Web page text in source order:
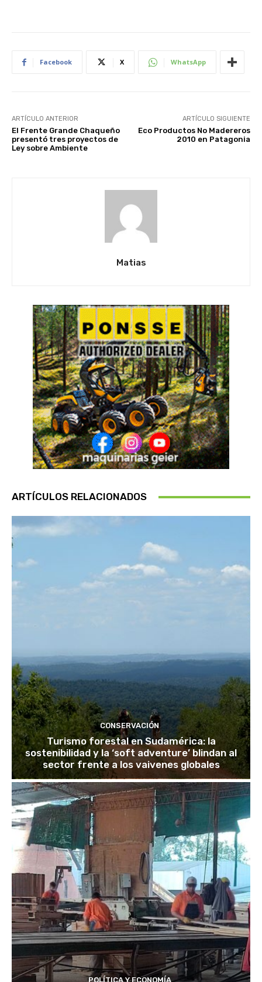
Facebook X WhatsApp
ARTÍCULO ANTERIOR
El Frente Grande Chaqueño
presentó tres proyectos de
Ley sobre Ambiente
ARTÍCULO SIGUIENTE
Eco Productos No Madereros
2010 en Patagonia
Matias
ARTÍCULOS RELACIONADOS
CONSERVACIÓN
Turismo forestal en Sudamérica: la
sostenibilidad y la ‘soft adventure’ blindan al
sector frente a los vaivenes globales
POLÍTICA Y ECONOMÍA